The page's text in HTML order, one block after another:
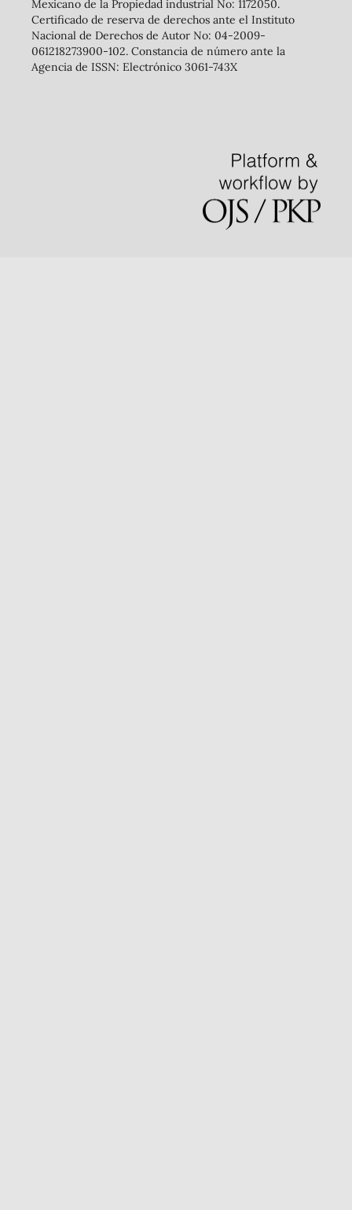
Mexicano de la Propiedad industrial No: 1172050.
Certificado de reserva de derechos ante el Instituto
Nacional de Derechos de Autor No: 04-2009-
061218273900-102. Constancia de número ante la
Agencia de ISSN: Electrónico 3061-743X